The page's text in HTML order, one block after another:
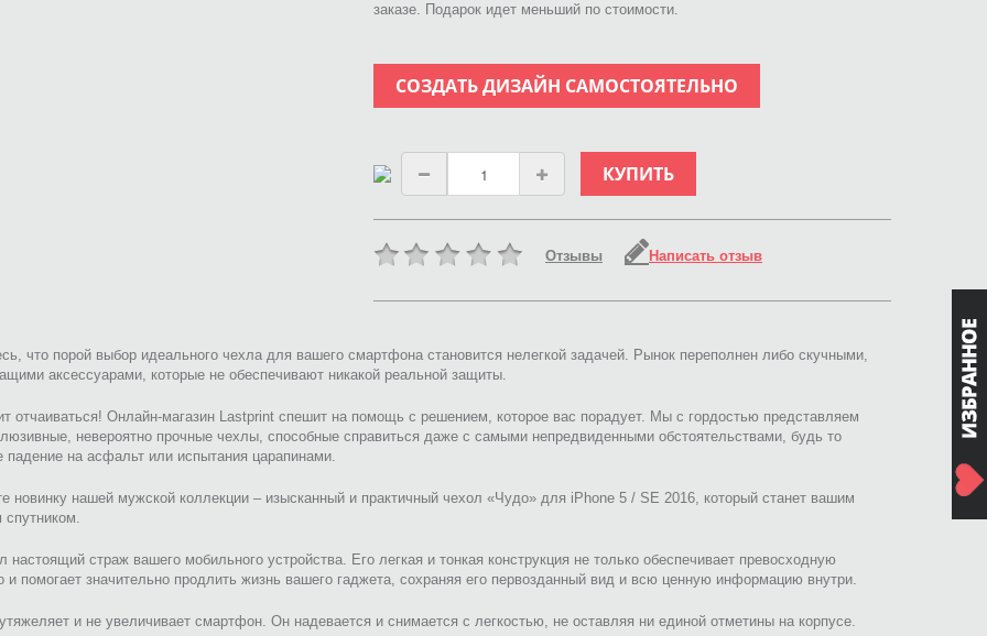
заказе. Подарок идет меньший по стоимости.
СОЗДАТЬ ДИЗАЙН САМОСТОЯТЕЛЬНО
КУПИТЬ
Отзывы Написать отзыв
что порой выбор идеального чехла для вашего смартфона становится нелегкой задачей. Рынок переполнен либо скучными,
аксессуарами, которые не обеспечивают никакой реальной защиты.
отчаиваться! Онлайн-магазин Lastprint спешит на помощь с решением, которое вас порадует. Мы с гордостью представляем
невероятно прочные чехлы, способные справиться даже с самыми непредвиденными обстоятельствами, будь то
падение на асфальт или испытания царапинами.
новинку нашей мужской коллекции – изысканный и практичный чехол «Чудо» для iPhone 5 / SE 2016, который станет вашим
настоящий страж вашего мобильного устройства. Его легкая и тонкая конструкция не только обеспечивает превосходную
и помогает значительно продлить жизнь вашего гаджета, сохраняя его первозданный вид и всю ценную информацию внутри.
и не увеличивает смартфон. Он надевается и снимается с легкостью, не оставляя ни единой отметины на корпусе.